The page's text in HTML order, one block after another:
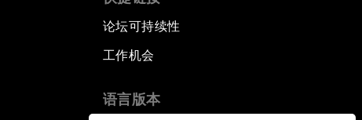
论坛可持续性
工作机会
语言版本